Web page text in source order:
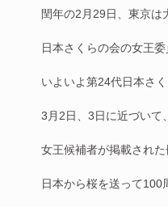
閏年の2月29日、東京は
日本さくらの会の女王
いよいよ第24代日本さ
3月2日、3日に近づいて
女王候補者が掲載された
日本から桜を送って100